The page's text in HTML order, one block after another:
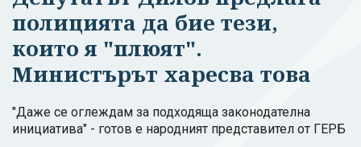
полицията да бие тези,
които я "плюят".
Министърът харесва това
"Даже се оглеждам за подходяща законодателна
инициатива" - готов е народният представител от ГЕРБ